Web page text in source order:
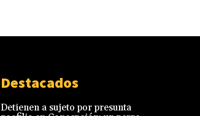
Destacados
Detienen a sujeto por presunta